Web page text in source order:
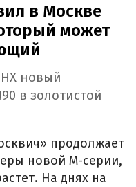
в Москве
может
новый
в золотистой
продолжает
новой М-серии,
На днях на